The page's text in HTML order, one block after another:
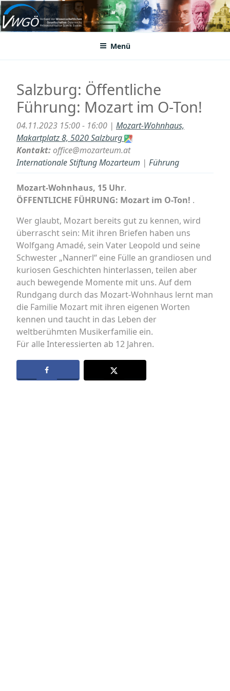
Zum
Inhalt
springenVWGÖ
Federation of Austrian Scientific Societies
Menü
Salzburg: Öffentliche
Führung: Mozart im O-Ton!
04.11.2023 15:00 - 16:00 | Mozart-Wohnhaus,
Makartplatz 8, 5020 Salzburg
Kontakt:office@mozarteum.at
Internationale Stiftung Mozarteum | Führung
Mozart-Wohnhaus, 15 Uhr.
ÖFFENTLICHE FÜHRUNG: Mozart im O-Ton! .
Wer glaubt, Mozart bereits gut zu kennen, wird
überrascht sein: Mit ihren Briefen haben uns
Wolfgang Amadé, sein Vater Leopold und seine
Schwester „Nannerl“ eine Fülle an grandiosen und
kuriosen Geschichten hinterlassen, teilen aber
auch bewegende Momente mit uns. Auf dem
Rundgang durch das Mozart-Wohnhaus lernt man
die Familie Mozart mit ihren eigenen Worten
kennen und taucht in das Leben der
weltberühmten Musikerfamilie ein.
Für alle Interessierten ab 12 Jahren.